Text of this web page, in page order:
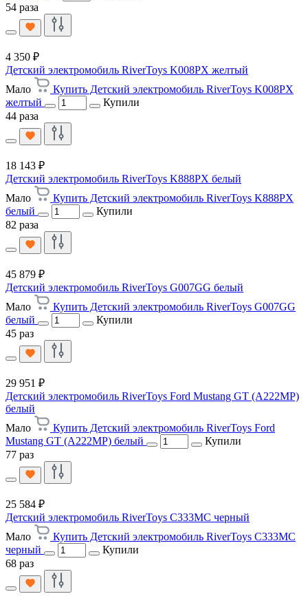
54 раза
4 350 ₽
Детский электромобиль RiverToys K008PX желтый
Мало
Купить Детский электромобиль RiverToys K008PX
желтый
Купили
44 раза
18 143 ₽
Детский электромобиль RiverToys K888PX белый
Мало
Купить Детский электромобиль RiverToys K888PX
белый
Купили
82 раза
45 879 ₽
Детский электромобиль RiverToys G007GG белый
Мало
Купить Детский электромобиль RiverToys G007GG
белый
Купили
45 раз
29 951 ₽
Детский электромобиль RiverToys Ford Mustang GT (A222MP)
белый
Мало
Купить Детский электромобиль RiverToys Ford
Mustang GT (A222MP) белый
Купили
77 раз
25 584 ₽
Детский электромобиль RiverToys C333MC черный
Мало
Купить Детский электромобиль RiverToys C333MC
черный
Купили
68 раз